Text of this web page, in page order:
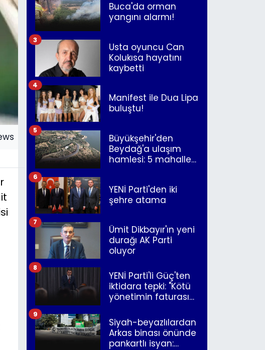
Buca'da orman
yangını alarmı!
Usta oyuncu Can
Kolukısa hayatını
kaybetti
3
Manifest ile Dua Lipa
buluştu!
4
Büyükşehir'den
Beydağ'a ulaşım
hamlesi: 5 mahalle
5
YENİ Parti'den iki
şehre atama
6
Ümit Dikbayır'ın yeni
durağı AK Parti
oluyor
7
YENİ Parti'li Güç'ten
iktidara tepki: "Kötü
yönetimin faturasını
8
Siyah-beyazlılardan
Arkas binası önünde
pankartlı isyan:
9